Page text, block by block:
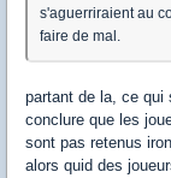
s'aguerriraient au
faire de mal.
partant de la, ce qui
conclure que les
sont pas retenus
alors quid des